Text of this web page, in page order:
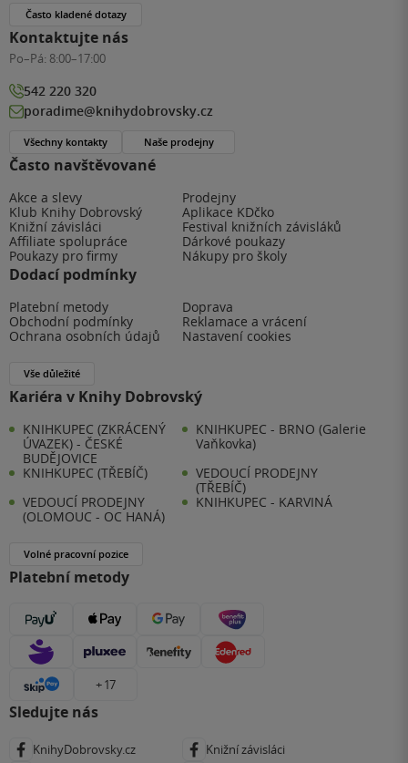
Často navštěvované
Akce a slevy
Prodejny
Klub Knihy Dobrovský
Aplikace KDčko
Knižní závisláci
Festival knižních závisláků
Affiliate spolupráce
Dárkové poukazy
Poukazy pro firmy
Nákupy pro školy
Dodací podmínky
Platební metody
Doprava
Obchodní podmínky
Reklamace a vrácení
Ochrana osobních údajů
Nastavení cookies
Vše důležité
Kariéra v Knihy Dobrovský
KNIHKUPEC (ZKRÁCENÝ
ÚVAZEK) - ČESKÉ
BUDĚJOVICE
KNIHKUPEC - BRNO (Galerie
Vaňkovka)
KNIHKUPEC (TŘEBÍČ)
VEDOUCÍ PRODEJNY
(TŘEBÍČ)
VEDOUCÍ PRODEJNY
(OLOMOUC - OC HANÁ)
KNIHKUPEC - KARVINÁ
Volné pracovní pozice
Platební metody
+ 17
Sledujte nás
KnihyDobrovsky.cz Knižní závisláci
Často kladené dotazy
Kontaktujte nás
Po–Pá: 8:00–17:00
542 220 320
poradime@knihydobrovsky.cz
Všechny kontakty Naše prodejny